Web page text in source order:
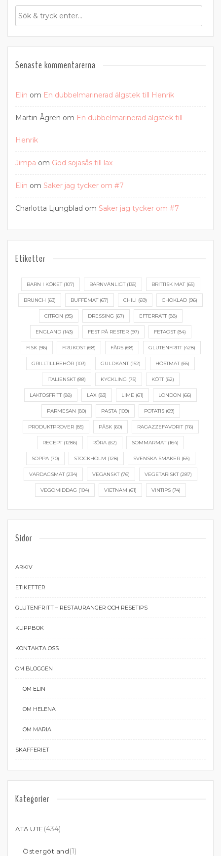
Senaste kommentarerna
Elin om En dubbelmarinerad älgstek till Henrik
Martin Ågren om En dubbelmarinerad älgstek till
Henrik
Jimpa om God sojasås till lax
Elin om Saker jag tycker om #7
Charlotta Ljungblad om Saker jag tycker om #7
Etiketter
BARN I KÖKET(107) BARNVÄNLIGT(135) BRITTISK MAT(65)
BRUNCH (63) BUFFÉMAT(67) CHILI (69) CHOKLAD (96)
CITRON (95) DRESSING (67) EFTERRÄTT(88)
ENGLAND(143) FEST PÅ RESTER(97) FETAOST(84)
FISK(96) FRUKOST(68) FÄRS(68) GLUTENFRITT(428)
GRILLTILLBEHÖR (103) GULDKANT(152) HÖSTMAT(65)
ITALIENSKT(88) KYCKLING (75) KÖTT(62)
LAKTOSFRITT(88) LAX (83) LIME (61) LONDON (66)
PARMESAN (80) PASTA(109) POTATIS(69)
PRODUKTPROVER(85) PÅSK(60) RAGAZZEFAVORIT(76)
RECEPT(1286) RÖRA (62) SOMMARMAT(164)
SOPPA(70) STOCKHOLM (128) SVENSKA SMAKER(65)
VARDAGSMAT(234) VEGANSKT(76) VEGETARISKT(287)
VEGOMIDDAG (104) VIETNAM (61) VINTIPS (74)
Sidor
ARKIV
ETIKETTER
GLUTENFRITT – RESTAURANGER OCH RESETIPS
KLIPPBOK
KONTAKTA OSS
OM BLOGGEN
OM ELIN
OM HELENA
OM MARIA
SKAFFERIET
Kategorier
ÄTA UTE(434)
Östergötland(1)